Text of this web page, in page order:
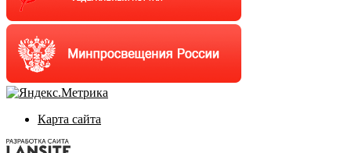
Карта сайта